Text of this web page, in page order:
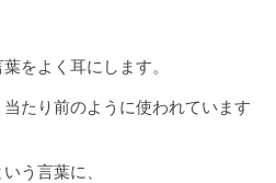
をよく耳にします。
たり前のように使われています
う言葉に、